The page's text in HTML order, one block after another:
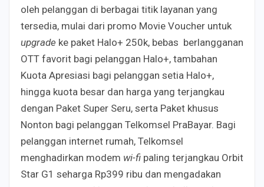
oleh pelanggan di berbagai titik layanan yang
tersedia, mulai dari promo Movie Voucher untuk
upgrade ke paket Halo+ 250k, bebas berlangganan
OTT favorit bagi pelanggan Halo+, tambahan
Kuota Apresiasi bagi pelanggan setia Halo+,
hingga kuota besar dan harga yang terjangkau
dengan Paket Super Seru, serta Paket khusus
Nonton bagi pelanggan Telkomsel PraBayar. Bagi
pelanggan internet rumah, Telkomsel
menghadirkan modem wi-fi paling terjangkau Orbit
Star G1 seharga Rp399 ribu dan mengadakan